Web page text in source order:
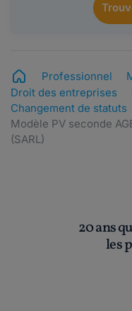
Professionnel
Droit des entreprises
Changement de statuts
Modèle PV seconde
(SARL)
20 ans
les